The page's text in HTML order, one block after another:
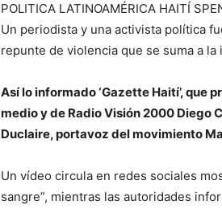
POLITICA LATINOAMÉRICA HAITÍ
Un periodista y una activista política
repunte de violencia que se suma a
Así lo informado ‘Gazette Haití’, que
medio y de Radio Visión 2000 Diego
Duclaire, portavoz del movimiento
Un vídeo circula en redes sociales
sangre”, mientras las autoridades